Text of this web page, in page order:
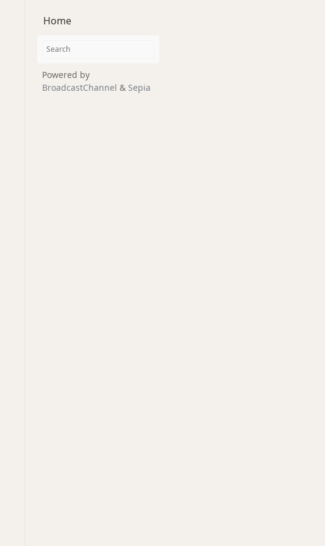
Home
Powered by
BroadcastChannel & Sepia